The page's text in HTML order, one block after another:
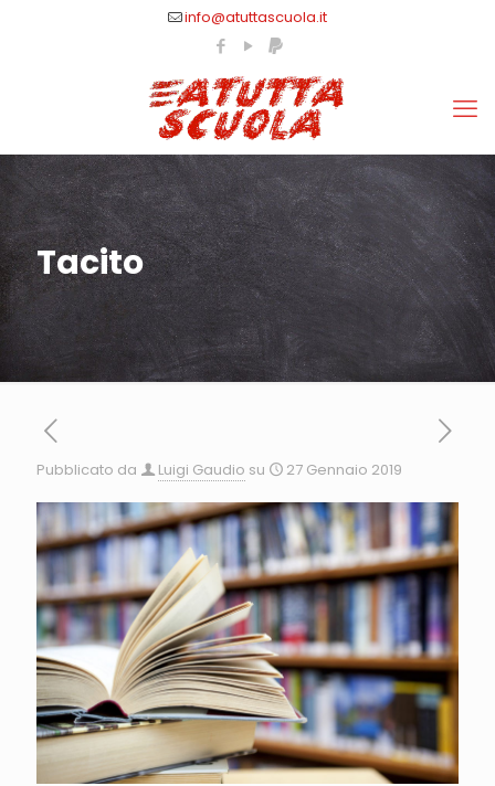
info@atuttascuola.it
Tacito
Pubblicato da Luigi Gaudio su 27 Gennaio 2019